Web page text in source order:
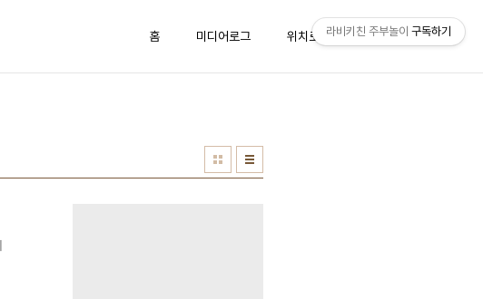
홈 미디어로그 위치로그 방명록
라비키친 주부놀이 구독하기